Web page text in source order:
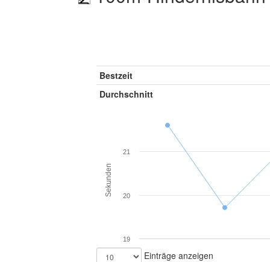
Bestzeit
Durchschnitt
Sekunden
19
20
21
Einträge anzeigen